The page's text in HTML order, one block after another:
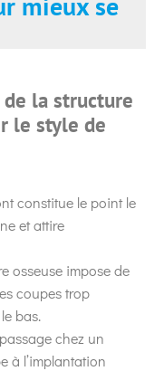
la structure
le style de
constitue le point le
et attire
osseuse impose de
coupes trop
bas.
chez un
à l’implantation